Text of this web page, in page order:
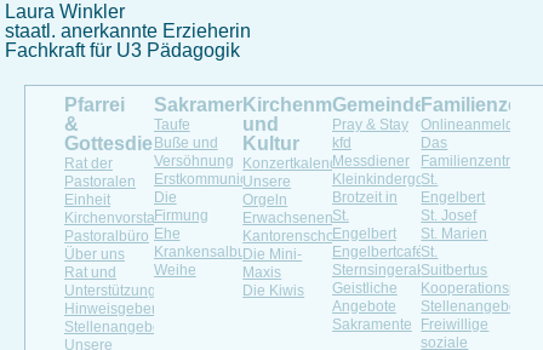
Laura Winkler
staatl. anerkannte Erzieherin
Fachkraft für U3 Pädagogik
Pfarrei
&
Gottesdienste
Rat der
Pastoralen
Einheit
Kirchenvorstand
Pastoralbüro
Über uns
Rat und
Unterstützung
Hinweisgeberportal
Stellenangebot
Unsere
Sakramente
Taufe
Buße und
Versöhnung
Erstkommunion
Die
Firmung
Ehe
Krankensalbung
Weihe
Kirchenmusik
und
Kultur
Konzertkalender
Unsere
Orgeln
Erwachsenenchöre
Kantorenschola
Die Mini-
Maxis
Die Kiwis
Gemeindeleben
Pray & Stay
kfd
Messdiener
Kleinkindergottesdienst
Brotzeit in
St.
Engelbert
Engelbertcafé
Sternsingeraktion
Geistliche
Angebote
Sakramente
Onlineanmeldung
Das
Familienzentrum
St.
Engelbert
St. Josef
St. Marien
St.
Suitbertus
Stellenangebote
Freiwillige
soziale